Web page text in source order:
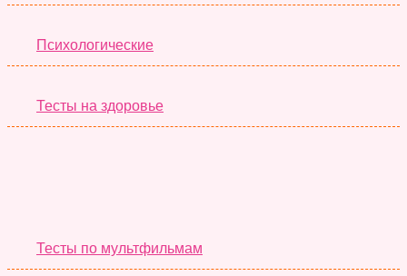
Психологические
Тесты на здоровье
Тесты по мультфильмам